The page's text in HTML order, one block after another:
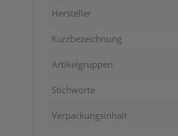
Hersteller
Kurzbezeichnung
Artikelgruppen
Stichworte
Verpackungsinhalt